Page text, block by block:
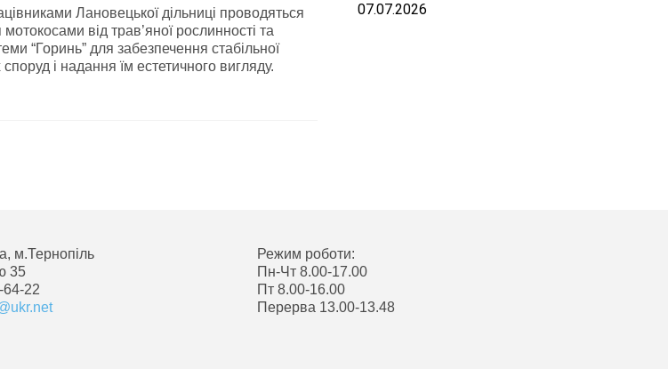
Лановецької дільниці проводяться
від трав’яної рослинності та
“Горинь” для забезпечення стабільної
і надання їм естетичного вигляду.
07.07.2026
м.Тернопіль
35
64-22
Режим роботи:
Пн-Чт 8.00-17.00
Пт 8.00-16.00
Перерва 13.00-13.48